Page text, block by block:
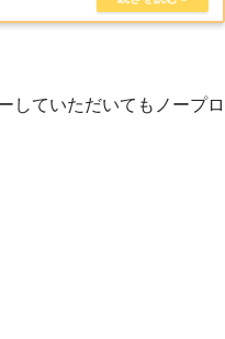
していただいてもノープロ